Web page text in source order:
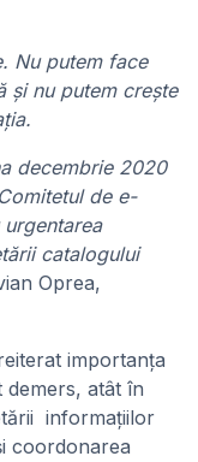
Nu putem face
și nu putem crește
decembrie 2020
de e-
catalogului
Oprea,
importanța
atât în
informațiilor
coordonarea